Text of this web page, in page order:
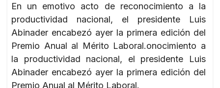
En un emotivo acto de reconocimiento a la
productividad nacional, el presidente Luis
Abinader encabezó ayer la primera edición del
Premio Anual al Mérito Laboral.onocimiento a
la productividad nacional, el presidente Luis
Abinader encabezó ayer la primera edición del
Premio Anual al Mérito Laboral.